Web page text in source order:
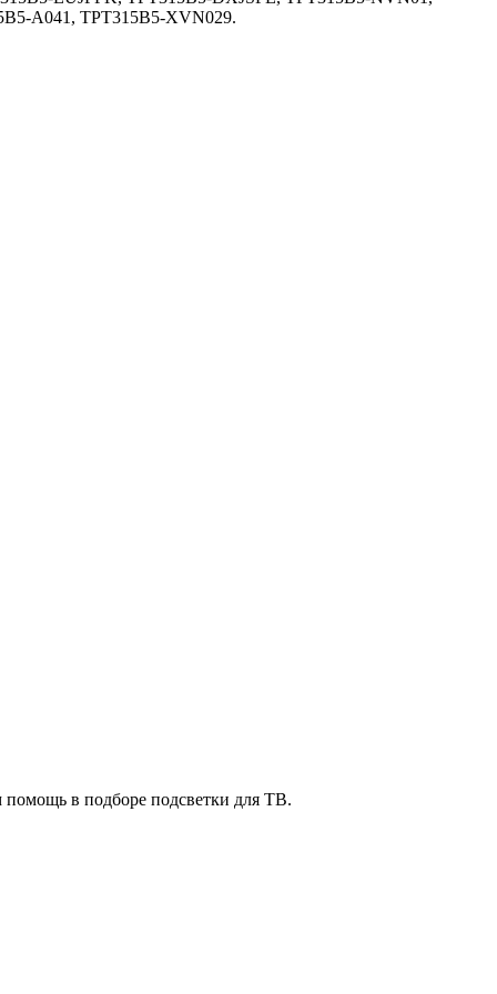
A041, TPT315B5-XVN029.
помощь в подборе подсветки для ТВ.